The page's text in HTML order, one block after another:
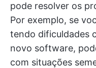
pode resolver os
Por exemplo, se
tendo dificuldades
novo software,
com situações